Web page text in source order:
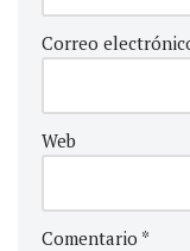
Correo
Web
Comentario *